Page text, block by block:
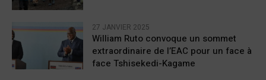
27 JANVIER 2025
William Ruto convoque un sommet
extraordinaire de l’EAC pour un face à
face Tshisekedi-Kagame